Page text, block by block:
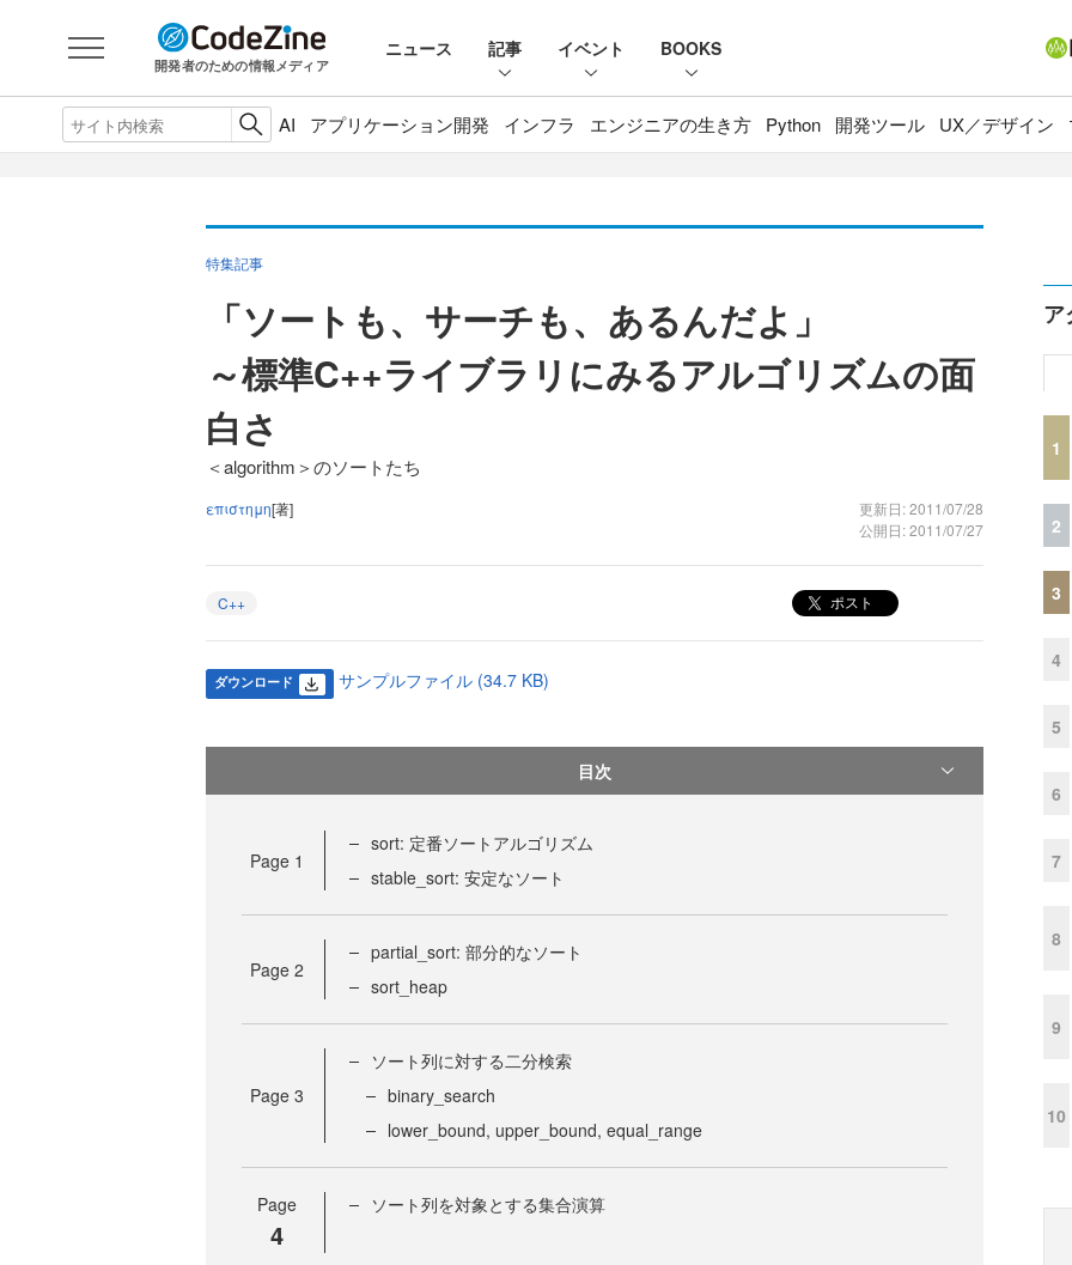
開発者のための情報メディア
ニュース 記事 イベント BOOKS
AI アプリケーション開発 インフラ エンジニアの生き方 Python 開発ツール UX／デザイン
特集記事
「ソートも、サーチも、あるんだよ」
～標準C++ライブラリにみるアルゴリズムの面
白さ
＜algorithm＞のソートたち
επιστημη[著]
更新日: 2011/07/28
公開日: 2011/07/27
C++ ポスト
ダウンロード サンプルファイル (34.7 KB)
目次
Page 1
sort: 定番ソートアルゴリズム
stable_sort: 安定なソート
Page 2
partial_sort: 部分的なソート
sort_heap
Page 3
ソート列に対する二分検索
binary_search
lower_bound, upper_bound, equal_range
Page
4
ソート列を対象とする集合演算
ア
1
2
3
4
5
6
7
8
9
10